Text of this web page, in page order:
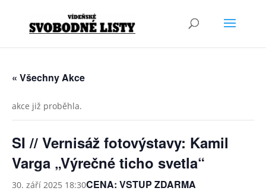
« Všechny Akce
akce již proběhla.
SI // Vernisáž fotovýstavy: Kamil
Varga „Výrečné ticho svetla“
30. září 2025 18:30CENA: VSTUP ZDARMA